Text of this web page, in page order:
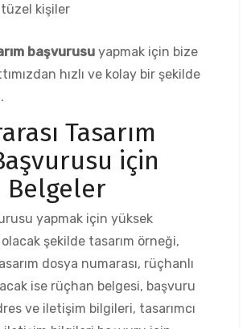
kişiler
başvurusu yapmak için bize
hızlı ve kolay bir şekilde
Tasarım
için
Belgeler
yapmak için yüksek
şekilde tasarım örneği,
dosya numarası, rüçhanlı
ise rüçhan belgesi, başvuru
ve iletişim bilgileri, tasarımcı